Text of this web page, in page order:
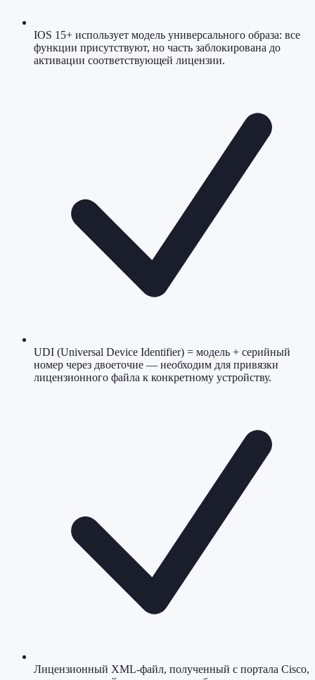
IOS 15+ использует модель универсального образа: все
функции присутствуют, но часть заблокирована до
активации соответствующей лицензии.
UDI (Universal Device Identifier) = модель + серийный
номер через двоеточие — необходим для привязки
лицензионного файла к конкретному устройству.
Лицензионный XML-файл, полученный с портала Cisco,